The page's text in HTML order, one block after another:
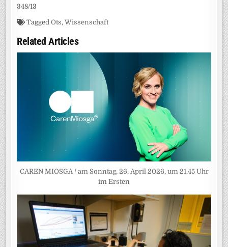
348/13
TaggedOts,Wissenschaft
Related Articles
CAREN MIOSGA / am Sonntag, 26. April 2026, um 21.45 Uhr
im Ersten